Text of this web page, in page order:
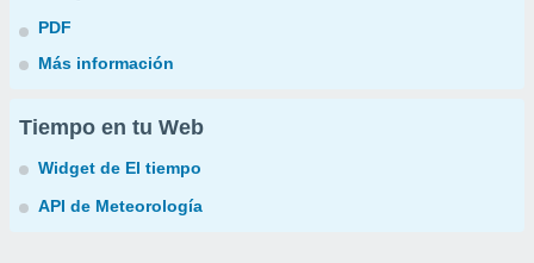
PDF
Más información
Tiempo en tu Web
Widget de El tiempo
API de Meteorología